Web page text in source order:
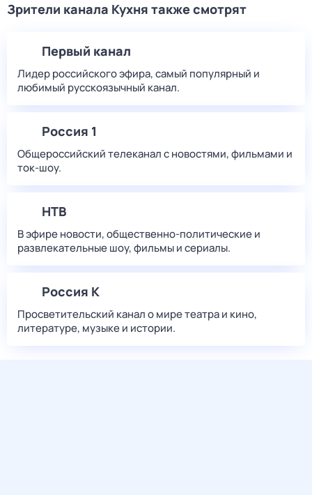
Зрители канала Кухня также смотрят
Первый канал
Лидер российского эфира, самый популярный и
любимый русскоязычный канал.
Россия 1
Общероссийский телеканал с новостями, фильмами и
ток-шоу.
НТВ
В эфире новости, общественно-политические и
развлекательные шоу, фильмы и сериалы.
Россия К
Просветительский канал о мире театра и кино,
литературе, музыке и истории.